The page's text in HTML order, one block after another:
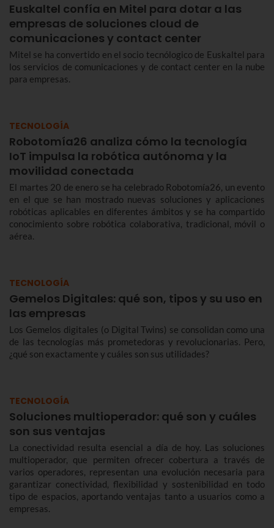
Euskaltel confía en Mitel para dotar a las
empresas de soluciones cloud de
comunicaciones y contact center
Mitel se ha convertido en el socio tecnólogico de Euskaltel para
los servicios de comunicaciones y de contact center en la nube
para empresas.
TECNOLOGÍA
Robotomía26 analiza cómo la tecnología
IoT impulsa la robótica autónoma y la
movilidad conectada
El martes 20 de enero se ha celebrado Robotomía26, un evento
en el que se han mostrado nuevas soluciones y aplicaciones
robóticas aplicables en diferentes ámbitos y se ha compartido
conocimiento sobre robótica colaborativa, tradicional, móvil o
aérea.
TECNOLOGÍA
Gemelos Digitales: qué son, tipos y su uso en
las empresas
Los Gemelos digitales (o Digital Twins) se consolidan como una
de las tecnologías más prometedoras y revolucionarias. Pero,
¿qué son exactamente y cuáles son sus utilidades?
TECNOLOGÍA
Soluciones multioperador: qué son y cuáles
son sus ventajas
La conectividad resulta esencial a día de hoy. Las soluciones
multioperador, que permiten ofrecer cobertura a través de
varios operadores, representan una evolución necesaria para
garantizar conectividad, flexibilidad y sostenibilidad en todo
tipo de espacios, aportando ventajas tanto a usuarios como a
empresas.